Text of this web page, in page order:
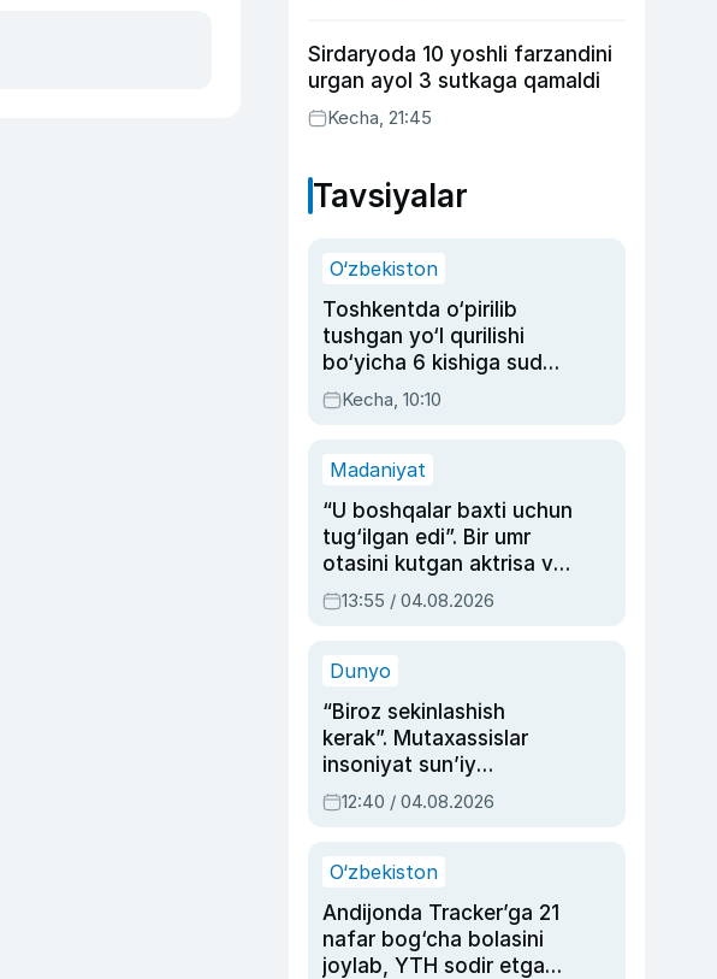
Sirdaryoda 10 yoshli farzandini
urgan ayol 3 sutkaga qamaldi
Kecha, 21:45
Tavsiyalar
O‘zbekiston
Toshkentda o‘pirilib
tushgan yo‘l qurilishi
bo‘yicha 6 kishiga sud
hukmi o‘qildi
Kecha, 10:10
Madaniyat
“U boshqalar baxti uchun
tug‘ilgan edi”. Bir umr
otasini kutgan aktrisa va
dublyaj ustasi Rimma
Ahmedovaning
13:55 / 04.08.2026
Dunyo
“Biroz sekinlashish
kerak”. Mutaxassislar
insoniyat sun’iy
intellektni boshqara
olmay qolishidan xavotir
12:40 / 04.08.2026
O‘zbekiston
Andijonda Tracker’ga 21
nafar bog‘cha bolasini
joylab, YTH sodir etgan